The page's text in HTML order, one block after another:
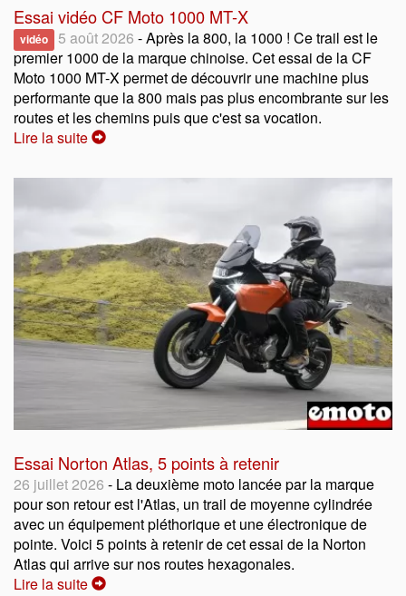
Essai vidéo CF Moto 1000 MT-X
vidéo 5 août 2026 - Après la 800, la 1000 ! Ce trail est le
premier 1000 de la marque chinoise. Cet essai de la CF
Moto 1000 MT-X permet de découvrir une machine plus
performante que la 800 mais pas plus encombrante sur les
routes et les chemins puis que c'est sa vocation.
Lire la suite
Essai Norton Atlas, 5 points à retenir
26 juillet 2026 - La deuxième moto lancée par la marque
pour son retour est l'Atlas, un trail de moyenne cylindrée
avec un équipement pléthorique et une électronique de
pointe. Voici 5 points à retenir de cet essai de la Norton
Atlas qui arrive sur nos routes hexagonales.
Lire la suite